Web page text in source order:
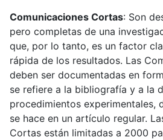
Comunicaciones Cortas: Son
pero completas de una
que, por lo tanto, es un factor
rápida de los resultados. Las
deben ser documentadas en
se refiere a la bibliografía y a la
procedimientos experimentales,
se hace en un artículo regular.
Cortas están limitadas a 2000